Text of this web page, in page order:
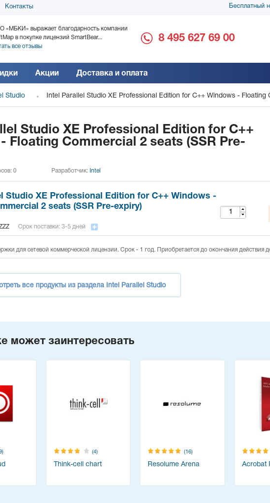
Контакты Бесплатный
«МБКИ» выражает благодарность компании
в покупке лицензий SmartBear...
все отзывы
благодарность за поставку
8 495 627 69 00
Акции Доставка и оплата
Studio Intel Parallel Studio XE Professional Edition for C++ Windows -
Studio XE Professional Edition for C++
Floating Commercial 2 seats (SSR Pre-
0 Разработчик: Intel
Studio XE Professional Edition for C++ Windows -
2 seats (SSR Pre-expiry)
Срок поставки: 3-5 дней
для сетевой коммерческой лицензии. Срок - 1 год. Приобретается до окончания
все продукты из раздела Intel Parallel Studio
может заинтересовать
(4)
Think-cell chart
(16)
Resolume Arena Acrobat